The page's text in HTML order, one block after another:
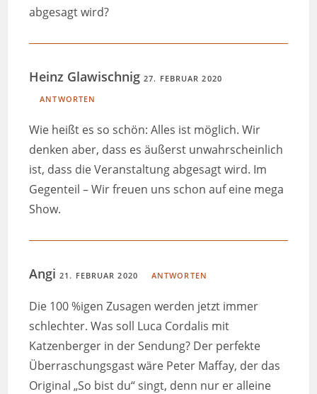
abgesagt wird?
Heinz Glawischnig27. FEBRUAR 2020
ANTWORTEN
Wie heißt es so schön: Alles ist möglich. Wir
denken aber, dass es äußerst unwahrscheinlich
ist, dass die Veranstaltung abgesagt wird. Im
Gegenteil – Wir freuen uns schon auf eine mega
Show.
Angi21. FEBRUAR 2020 ANTWORTEN
Die 100 %igen Zusagen werden jetzt immer
schlechter. Was soll Luca Cordalis mit
Katzenberger in der Sendung? Der perfekte
Überraschungsgast wäre Peter Maffay, der das
Original „So bist du“ singt, denn nur er alleine